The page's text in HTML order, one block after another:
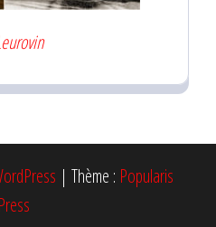
| Thème : Popularis
Press